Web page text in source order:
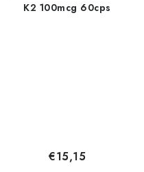
K2 100mcg 60cps
€15,15